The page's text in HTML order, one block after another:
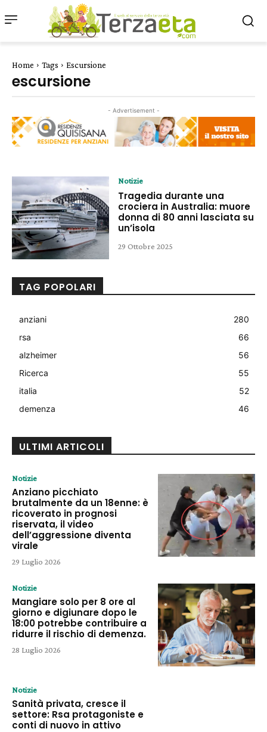
Home Tags Escursione
escursione
- Advertisement -
Notizie
Tragedia durante una
crociera in Australia: muore
donna di 80 anni lasciata su
un’isola
29 Ottobre 2025
TAG POPOLARI
anziani
280
rsa
66
alzheimer
56
Ricerca
55
italia
52
demenza
46
ULTIMI ARTICOLI
Notizie
Anziano picchiato
brutalmente da un 18enne: è
ricoverato in prognosi
riservata, il video
dell’aggressione diventa
virale
29 Luglio 2026
Notizie
Mangiare solo per 8 ore al
giorno e digiunare dopo le
18:00 potrebbe contribuire a
ridurre il rischio di demenza.
28 Luglio 2026
Notizie
Sanità privata, cresce il
settore: Rsa protagoniste e
conti di nuovo in attivo